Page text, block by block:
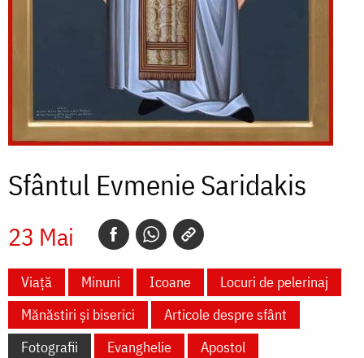
Sfântul Evmenie Saridakis
23 Mai
Viață Minuni Icoane
Locuri de pelerinaj
Mănăstiri și biserici
Articole despre sfânt
Fotografii
Evanghelie Apostol